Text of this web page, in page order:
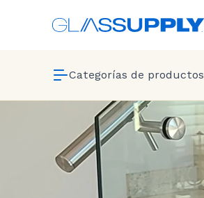
Categorías de productos